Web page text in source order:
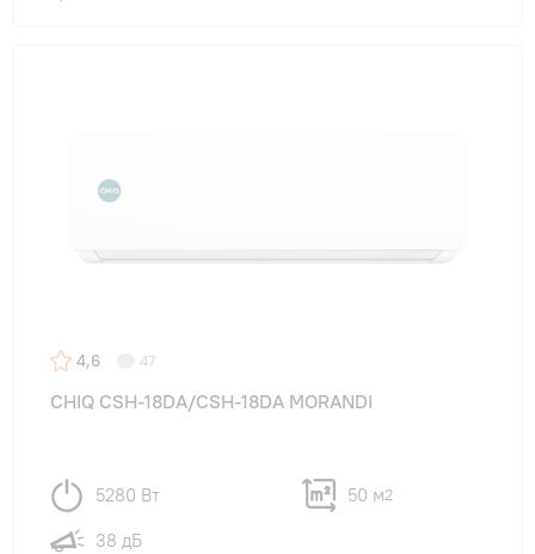
4,6 47
CHIQ CSH-18DA/CSH-18DA MORANDI
5280 Вт 50 м2
38 дБ